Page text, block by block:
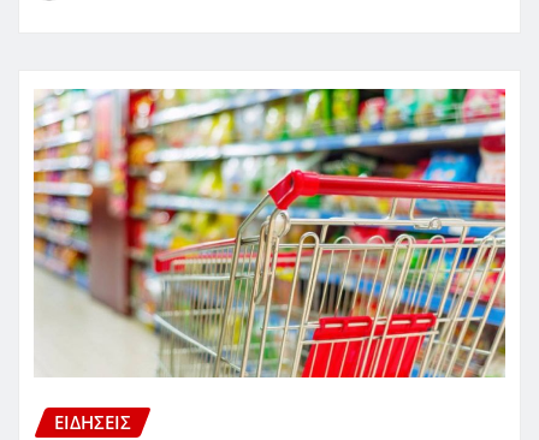
ΕΙΔΗΣΕΙΣ